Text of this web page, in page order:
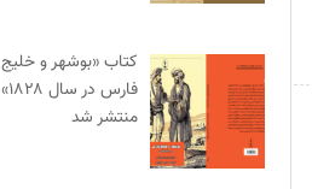
کتاب «بوشهر و خلیج
فارس در سال ۱۸۲۸»
منتشر شد